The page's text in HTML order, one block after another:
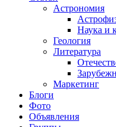
Астрономия
Наука и
Геология
Литература
Маркетинг
Блоги
Фото
Объявления